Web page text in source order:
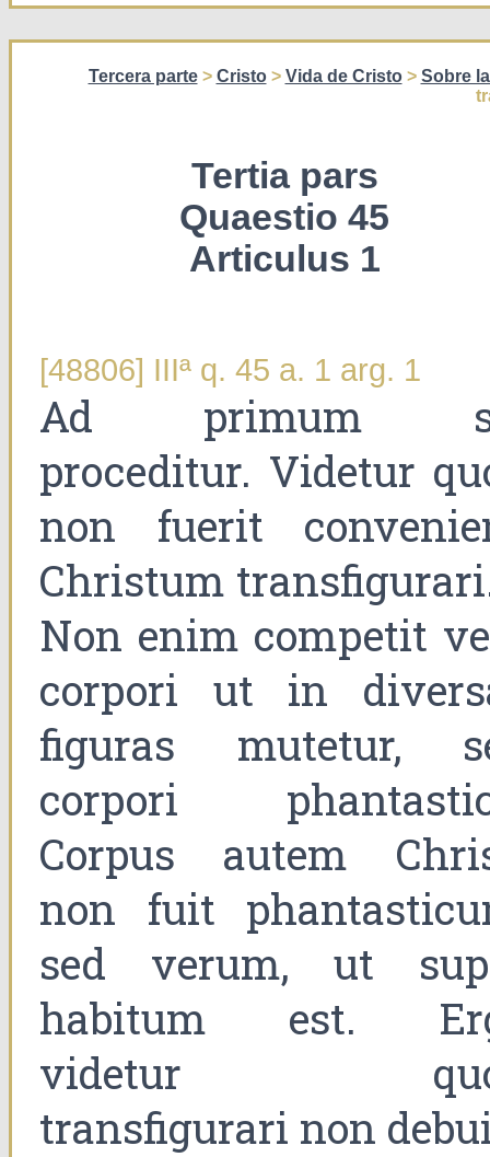
Tercera parte> Cristo> Vida de Cristo> Sobre
Tertia pars
Quaestio 45
Articulus 1
[48806] IIIª q. 45 a. 1 arg. 1
Ad primum
proceditur. Videtur
non fuerit
Christum
Non enim competit
corpori ut in
figuras mutetur,
corpori
Corpus autem
non fuit
sed verum, ut
habitum est.
videtur
transfigurari non